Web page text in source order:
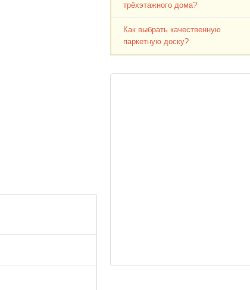
трёхэтажного дома?
Как выбрать качественную
паркетную доску?